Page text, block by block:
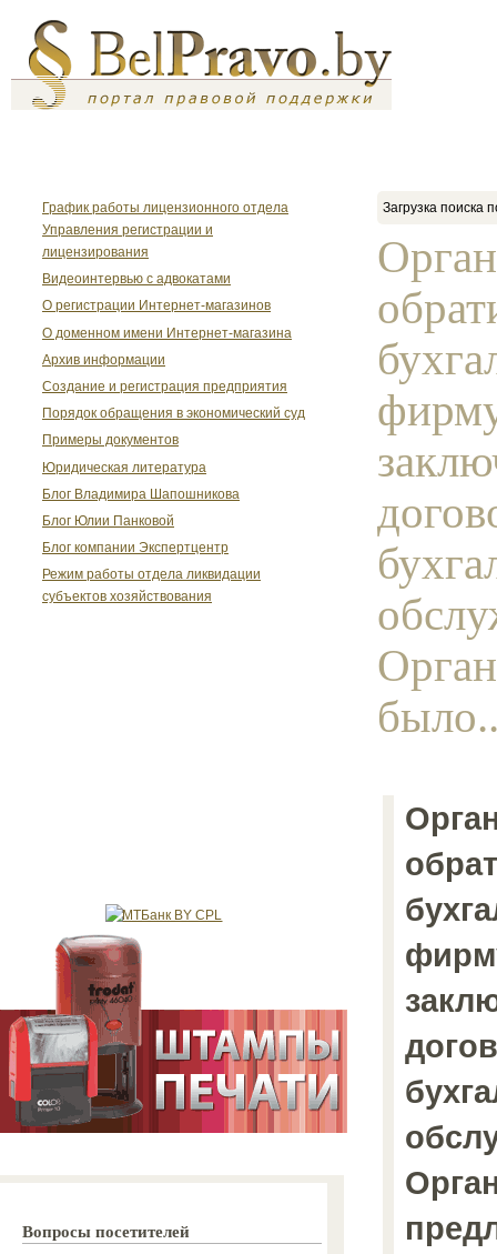
График работы лицензионного отдела
Управления регистрации и
лицензирования
Видеоинтервью с адвокатами
О регистрации Интернет-магазинов
О доменном имени Интернет-магазина
Архив информации
Создание и регистрация предприятия
Порядок обращения в экономический суд
Примеры документов
Юридическая литература
Блог Владимира Шапошникова
Блог Юлии Панковой
Блог компании Экспертцентр
Режим работы отдела ликвидации
субъектов хозяйствования
Вопросы посетителей
Загрузка поиска